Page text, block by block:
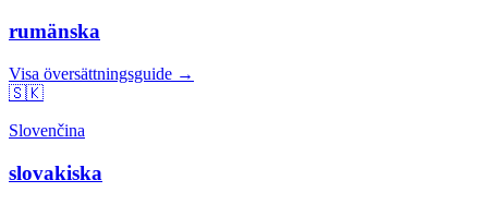
rumänska
Visa översättningsguide →
🇸🇰
Slovenčina
slovakiska